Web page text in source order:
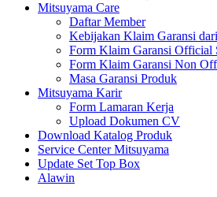
Mitsuyama Care
Daftar Member
Kebijakan Klaim Garansi
Form Klaim Garansi Official
Form Klaim Garansi Non
Masa Garansi Produk
Mitsuyama Karir
Form Lamaran Kerja
Upload Dokumen CV
Download Katalog Produk
Service Center Mitsuyama
Update Set Top Box
Alawin